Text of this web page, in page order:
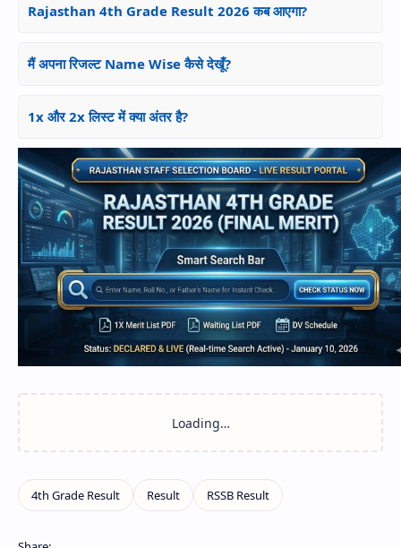
Rajasthan 4th Grade Result 2026 कब आएगा?
मैं अपना रिजल्ट Name Wise कैसे देखूँ?
1x और 2x लिस्ट में क्या अंतर है?